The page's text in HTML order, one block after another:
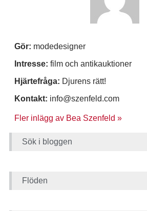
Gör: modedesigner
Intresse: film och antikauktioner
Hjärtefråga: Djurens rätt!
Kontakt: info@szenfeld.com
Fler inlägg av Bea Szenfeld »
Sök i bloggen
Flöden